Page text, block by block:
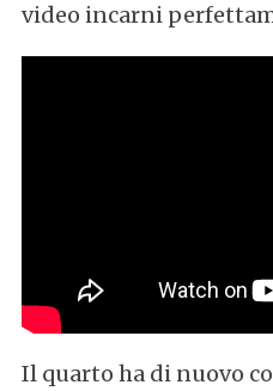
video incarni
Il quarto ha di nuovo
S
a
r